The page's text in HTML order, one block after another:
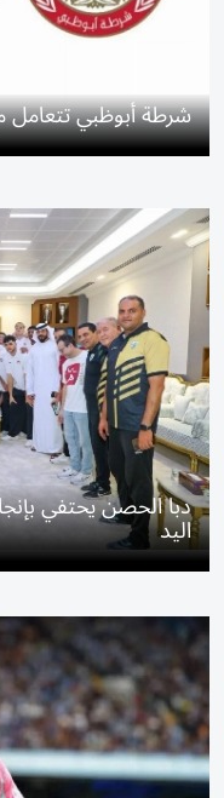
شرطة أبوظبي
دبا الحصن يحتفي
اليد